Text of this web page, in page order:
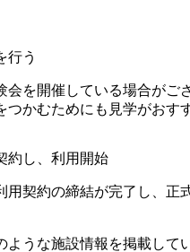
行う
会を開催している場合がご
つかむためにも見学がおす
約し、利用開始
用契約の締結が完了し、正
ような施設情報を掲載して